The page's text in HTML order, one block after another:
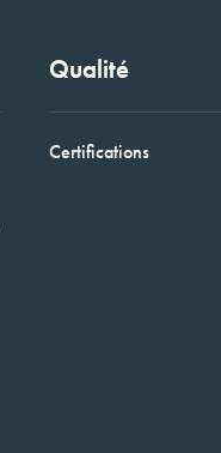
Qualité
Certifications